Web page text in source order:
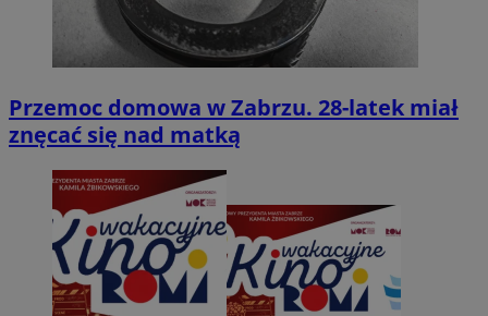
Przemoc domowa w Zabrzu. 28-latek miał
znęcać się nad matką